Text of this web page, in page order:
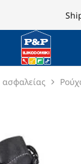
ασφαλείας